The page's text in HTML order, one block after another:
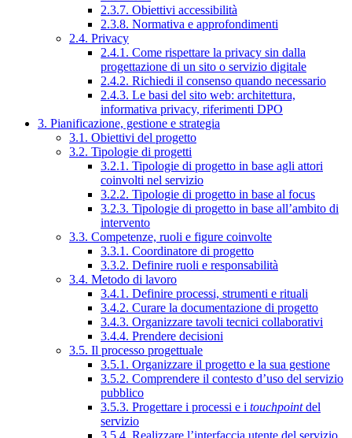
2.3.7. Obiettivi accessibilità
2.3.8. Normativa e approfondimenti
2.4. Privacy
2.4.1. Come rispettare la privacy sin dalla
progettazione di un sito o servizio digitale
2.4.2. Richiedi il consenso quando necessario
2.4.3. Le basi del sito web: architettura,
informativa privacy, riferimenti DPO
3. Pianificazione, gestione e strategia
3.1. Obiettivi del progetto
3.2. Tipologie di progetti
3.2.1. Tipologie di progetto in base agli attori
coinvolti nel servizio
3.2.2. Tipologie di progetto in base al focus
3.2.3. Tipologie di progetto in base all’ambito di
intervento
3.3. Competenze, ruoli e figure coinvolte
3.3.1. Coordinatore di progetto
3.3.2. Definire ruoli e responsabilità
3.4. Metodo di lavoro
3.4.1. Definire processi, strumenti e rituali
3.4.2. Curare la documentazione di progetto
3.4.3. Organizzare tavoli tecnici collaborativi
3.4.4. Prendere decisioni
3.5. Il processo progettuale
3.5.1. Organizzare il progetto e la sua gestione
3.5.2. Comprendere il contesto d’uso del servizio
pubblico
3.5.3. Progettare i processi e i touchpointdel
servizio
3.5.4. Realizzare l’interfaccia utente del servizio